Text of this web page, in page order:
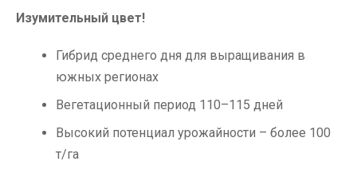
Изумительный цвет!
Гибрид среднего дня для выращивания в
южных регионах
Вегетационный период 110–115 дней
Высокий потенциал урожайности – более 100
т/га